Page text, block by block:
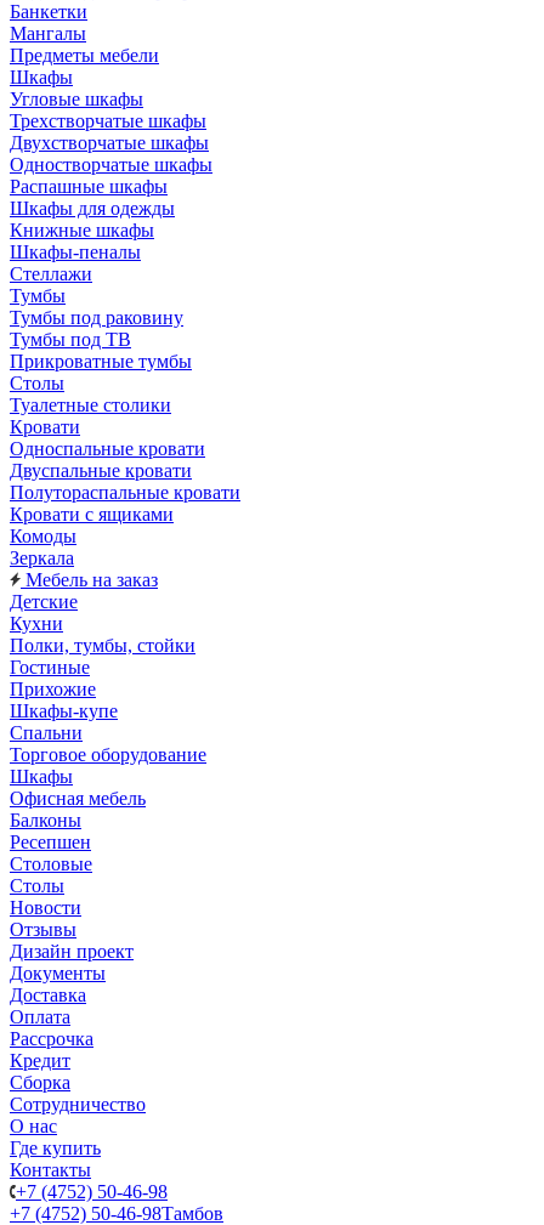
Банкетки
Мангалы
Предметы мебели
Шкафы
Угловые шкафы
Трехстворчатые шкафы
Двухстворчатые шкафы
Одностворчатые шкафы
Распашные шкафы
Шкафы для одежды
Книжные шкафы
Шкафы-пеналы
Стеллажи
Тумбы
Тумбы под раковину
Тумбы под ТВ
Прикроватные тумбы
Столы
Туалетные столики
Кровати
Односпальные кровати
Двуспальные кровати
Полутораспальные кровати
Кровати с ящиками
Комоды
Зеркала
Мебель на заказ
Детские
Кухни
Полки, тумбы, стойки
Гостиные
Прихожие
Шкафы-купе
Спальни
Торговое оборудование
Шкафы
Офисная мебель
Балконы
Ресепшен
Столовые
Столы
Новости
Отзывы
Дизайн проект
Документы
Доставка
Оплата
Рассрочка
Кредит
Сборка
Сотрудничество
О нас
Где купить
Контакты
+7 (4752) 50-46-98
+7 (4752) 50-46-98Тамбов